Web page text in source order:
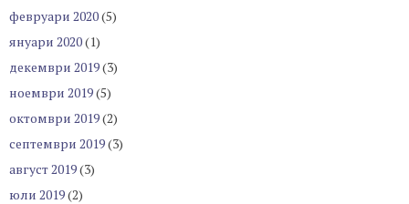
февруари 2020(5)
януари 2020(1)
декември 2019(3)
ноември 2019(5)
октомври 2019(2)
септември 2019(3)
август 2019(3)
юли 2019(2)